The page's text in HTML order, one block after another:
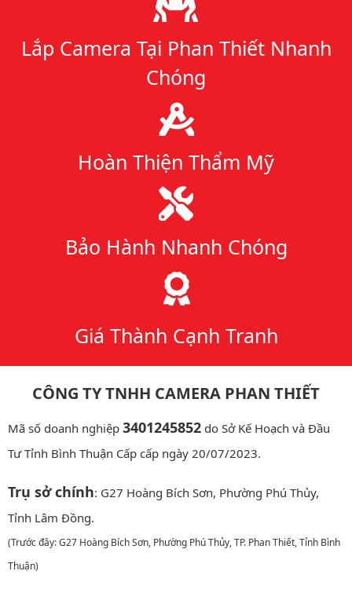
Lắp Camera Tại Phan Thiết Nhanh
Chóng
Hoàn Thiện Thẩm Mỹ
Bảo Hành Nhanh Chóng
Giá Thành Cạnh Tranh
CÔNG TY TNHH CAMERA PHAN THIẾT
Mã số doanh nghiệp 3401245852 do Sở Kế Hoạch và Đầu
Tư Tỉnh Bình Thuận Cấp cấp ngày 20/07/2023.
Trụ sở chính: G27 Hoàng Bích Sơn, Phường Phú Thủy,
Tỉnh Lâm Đồng.
(Trước đây: G27 Hoàng Bích Sơn, Phường Phú Thủy, TP. Phan Thiết, Tỉnh Bình
Thuận)